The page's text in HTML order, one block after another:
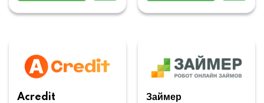
Acredit
Займер